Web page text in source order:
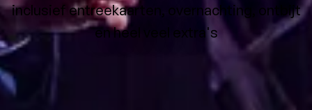
inclusief entreekaarten, overnachting, ontbijt
en heel veel extra's